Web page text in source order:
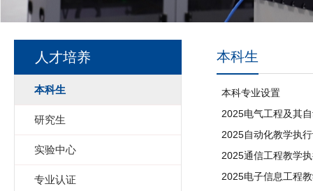
人才培养
本科生
研究生
实验中心
专业认证
本科生
本科专业设置
2025电气工程及其
2025自动化教学执
2025通信工程教学
2025电子信息工程